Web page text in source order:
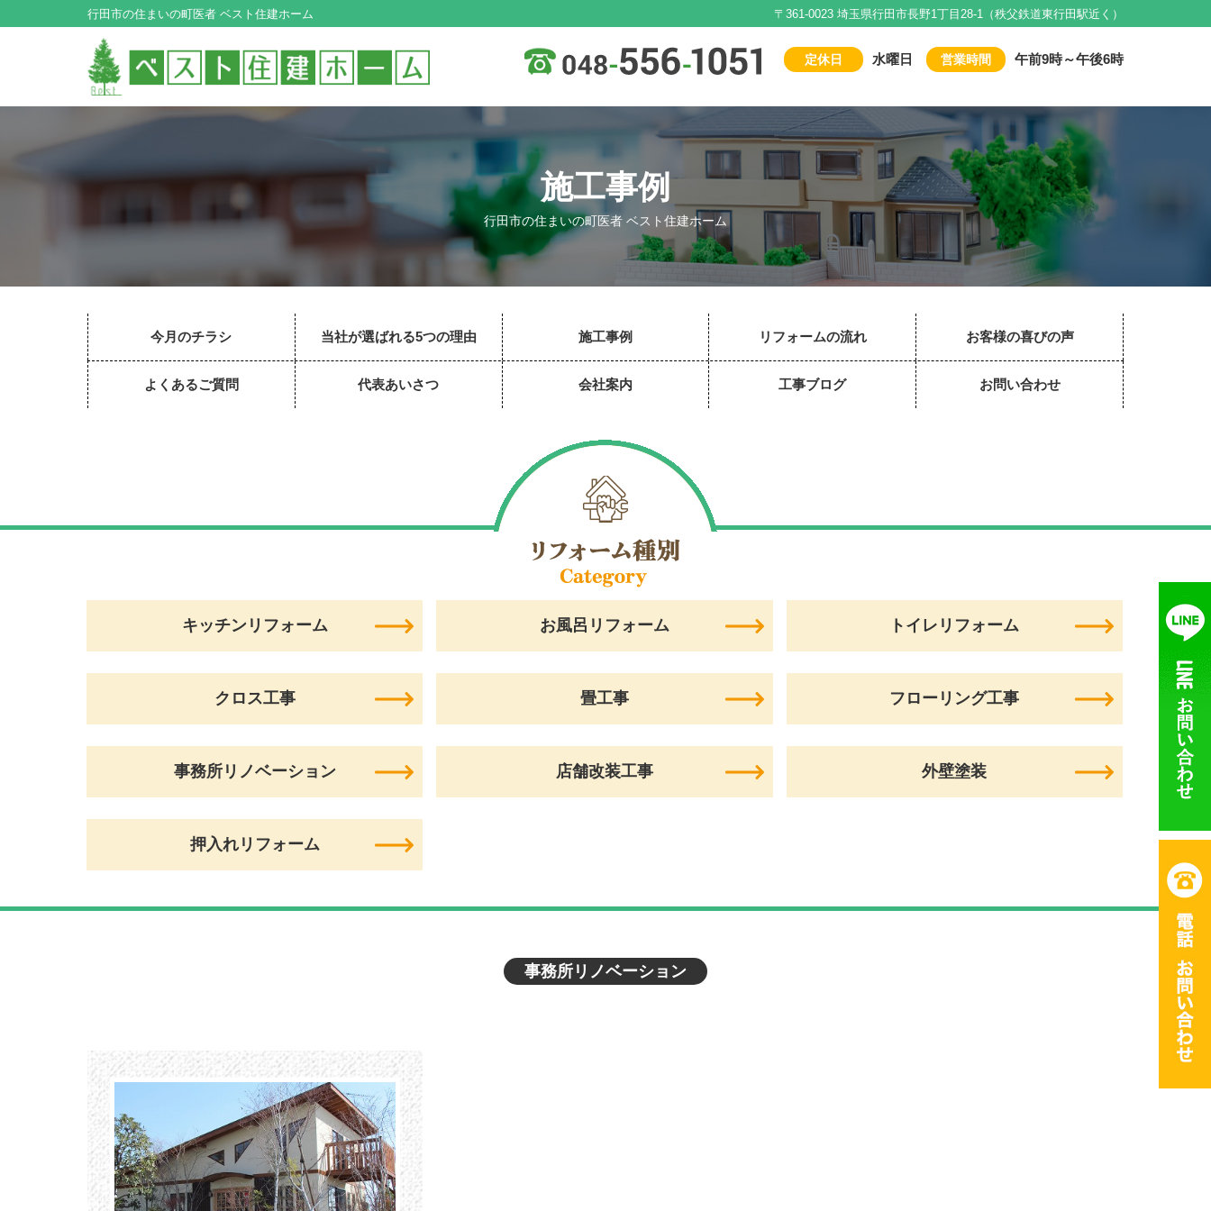
行田市の住まいの町医者 ベスト住建ホーム 〒361-0023 埼玉県行田市長野1丁目28-1（秩父鉄道東行田駅近く）
営業時間 午前9時～午後6時
定休日 水曜日
施工事例
行田市の住まいの町医者 ベスト住建ホーム
今月のチラシ 当社が選ばれる5つの理由 施工事例 リフォームの流れ お客様の喜びの声
よくあるご質問 代表あいさつ 会社案内 工事ブログ お問い合わせ
キッチンリフォーム お風呂リフォーム トイレリフォーム
クロス工事 畳工事 フローリング工事
事務所リノベーション 店舗改装工事 外壁塗装
押入れリフォーム
事務所リノベーション